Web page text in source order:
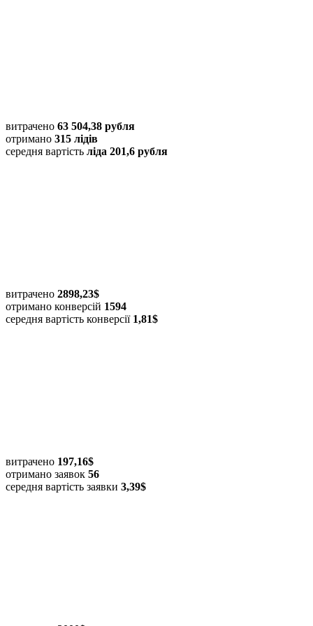
витрачено 63 504,38 рубля
отримано 315 лідів
середня вартість ліда 201,6 рубля
витрачено 2898,23$
отримано конверсій 1594
середня вартість конверсії 1,81$
витрачено 197,16$
отримано заявок 56
середня вартість заявки 3,39$